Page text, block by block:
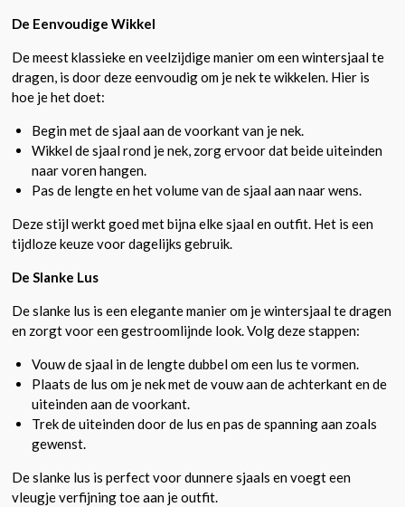
De Eenvoudige Wikkel
De meest klassieke en veelzijdige manier om een wintersjaal te
dragen, is door deze eenvoudig om je nek te wikkelen. Hier is
hoe je het doet:
Begin met de sjaal aan de voorkant van je nek.
Wikkel de sjaal rond je nek, zorg ervoor dat beide uiteinden
naar voren hangen.
Pas de lengte en het volume van de sjaal aan naar wens.
Deze stijl werkt goed met bijna elke sjaal en outfit. Het is een
tijdloze keuze voor dagelijks gebruik.
De Slanke Lus
De slanke lus is een elegante manier om je wintersjaal te dragen
en zorgt voor een gestroomlijnde look. Volg deze stappen:
Vouw de sjaal in de lengte dubbel om een lus te vormen.
Plaats de lus om je nek met de vouw aan de achterkant en de
uiteinden aan de voorkant.
Trek de uiteinden door de lus en pas de spanning aan zoals
gewenst.
De slanke lus is perfect voor dunnere sjaals en voegt een
vleugje verfijning toe aan je outfit.